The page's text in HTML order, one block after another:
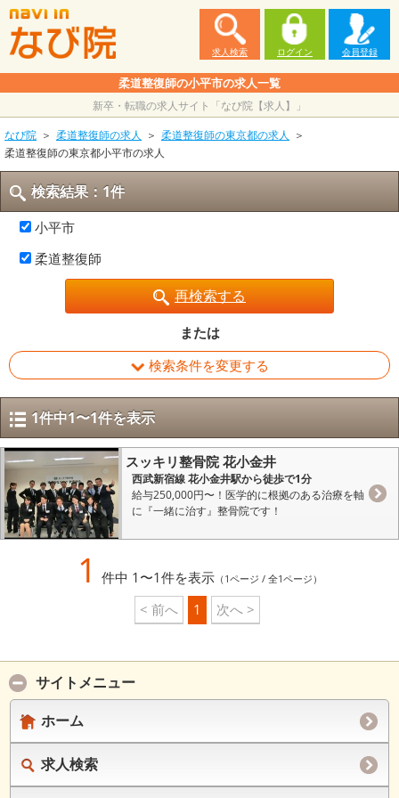
求人検索 ログイン 会員登録
柔道整復師の小平市の求人一覧
新卒・転職の求人サイト「なび院【求人】」
なび院
柔道整復師の求人
柔道整復師の東京都の求人
柔道整復師の東京都小平市の求人
検索結果：1件
小平市
柔道整復師
再検索する
または
検索条件を変更する
1件中1〜1件を表示
スッキリ整骨院 花小金井
西武新宿線 花小金井駅から徒歩で1分
給与250,000円〜！医学的に根拠のある治療を軸
に『一緒に治す』整骨院です！
1 件中 1〜1件を表示（1ページ / 全1ページ）
< 前へ 1 次へ >
サイトメニュー
ホーム
求人検索